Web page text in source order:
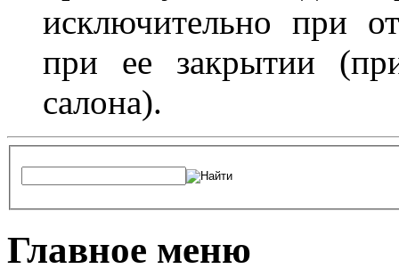
исключительно при
при ее закрытии
салона).
Главное меню